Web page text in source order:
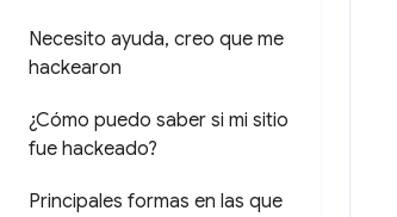
Necesito ayuda, creo que me
hackearon
¿Cómo puedo saber si mi sitio
fue hackeado?
Principales formas en las que